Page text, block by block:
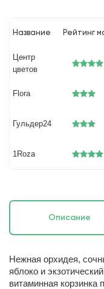
Название Рейтинг
Центр
цветов
Flora
Гульдер24
1Roza
Описание
Нежная орхидея,
яблоко и
витаминная корзинка